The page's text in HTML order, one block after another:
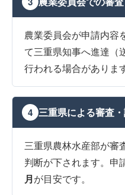
農業委員会が申請内容
て三重県知事へ進達（
行われる場合があります
4 三重県による審査
三重県農林水産部が審
判断が下されます。申
月が目安です。